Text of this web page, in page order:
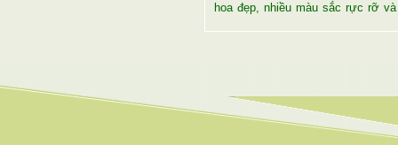
hoa đẹp, nhiều màu sắc rực rỡ